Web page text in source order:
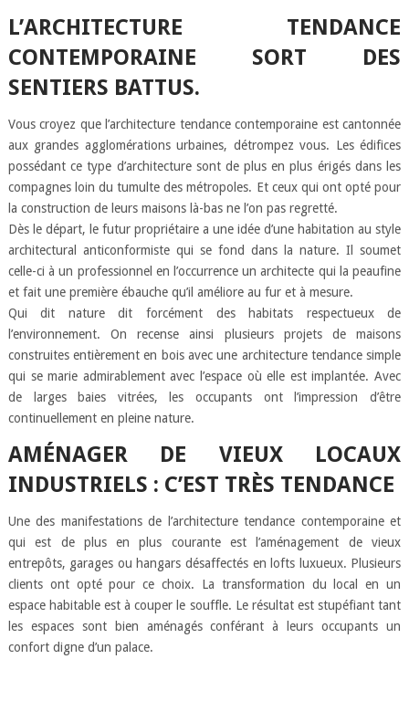
L’ARCHITECTURE TENDANCE
CONTEMPORAINE SORT DES
SENTIERS BATTUS.
Vous croyez que l’architecture tendance contemporaine est cantonnée
aux grandes agglomérations urbaines, détrompez vous. Les édifices
possédant ce type d’architecture sont de plus en plus érigés dans les
compagnes loin du tumulte des métropoles. Et ceux qui ont opté pour
la construction de leurs maisons là-bas ne l’on pas regretté.
Dès le départ, le futur propriétaire a une idée d’une habitation au style
architectural anticonformiste qui se fond dans la nature. Il soumet
celle-ci à un professionnel en l’occurrence un architecte qui la peaufine
et fait une première ébauche qu’il améliore au fur et à mesure.
Qui dit nature dit forcément des habitats respectueux de
l’environnement. On recense ainsi plusieurs projets de maisons
construites entièrement en bois avec une architecture tendance simple
qui se marie admirablement avec l’espace où elle est implantée. Avec
de larges baies vitrées, les occupants ont l’impression d’être
continuellement en pleine nature.
AMÉNAGER DE VIEUX LOCAUX
INDUSTRIELS : C’EST TRÈS TENDANCE
Une des manifestations de l’architecture tendance contemporaine et
qui est de plus en plus courante est l’aménagement de vieux
entrepôts, garages ou hangars désaffectés en lofts luxueux. Plusieurs
clients ont opté pour ce choix. La transformation du local en un
espace habitable est à couper le souffle. Le résultat est stupéfiant tant
les espaces sont bien aménagés conférant à leurs occupants un
confort digne d’un palace.